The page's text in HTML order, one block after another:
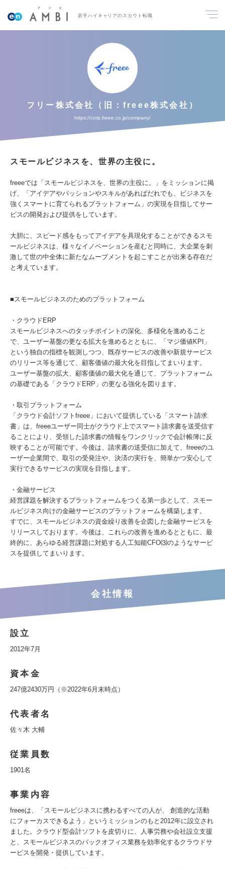
若手ハイキャリアのスカウト転職
フリー株式会社（旧：freee株式会社）
https://corp.freee.co.jp/company/
スモールビジネスを、世界の主役に。
freeeでは「スモールビジネスを、世界の主役に。」をミッションに掲
げ、「アイデアやパッションやスキルがあればだれでも、ビジネスを
強くスマートに育てられるプラットフォーム」の実現を目指してサー
ビスの開発および提供をしています。
大胆に、スピード感をもってアイデアを具現化することができるスモ
ールビジネスは、様々なイノベーションを産むと同時に、大企業を刺
激して世の中全体に新たなムーブメントを起こすことが出来る存在だ
と考えています。
■スモールビジネスのためのプラットフォーム
・クラウドERP
スモールビジネスへのタッチポイントの深化、多様化を進めること
で、ユーザー基盤の更なる拡大を進めるとともに、「マジ価値KPI」
という独自の指標を観測しつつ、既存サービスの改善や新規サービス
のリリース等を通じて、顧客価値の最大化を目指してまいります。
ユーザー基盤の拡大、顧客価値の最大化を通じて、プラットフォーム
の基礎である「クラウドERP」の更なる強化を図ります。
・取引プラットフォーム
「クラウド会計ソフトfreee」において提供している「スマート請求
書」は、freeeユーザー同士がクラウド上でスマート請求書を送受信す
ることにより、受領した請求書の情報をワンクリックで会計帳簿に反
映することが可能です。今後は、請求書の送受信に加えて、freeeのユ
ーザー企業間で、取引の受発注や、決済の実行を、簡単かつ安心して
実行できるサービスの実現を目指します。
・金融サービス
経営課題を解決するプラットフォームをつくる第一歩として、スモー
ルビジネス向けの金融サービスのプラットフォームを構築します。
すでに、スモールビジネスの資金繰り改善を企図した金融サービスを
リリースしております。今後は、これらの改善を進めるとともに、最
終的に、あらゆる経営課題に対処する人工知能CFO⑶のようなサービ
スを提供してまいります。
会社情報
設立
2012年7月
資本金
247億2430万円（※2022年6月末時点）
代表者名
佐々木 大輔
従業員数
1901名
事業内容
freeeは、「スモールビジネスに携わるすべての人が、 創造的な活動
にフォーカスできるよう」というミッションのもと2012年に設立され
ました。クラウド型会計ソフトを皮切りに、人事労務や会社設立支援
と、スモールビジネスのバックオフィス業務を効率化するクラウドサ
ービスを開発・提供しています。